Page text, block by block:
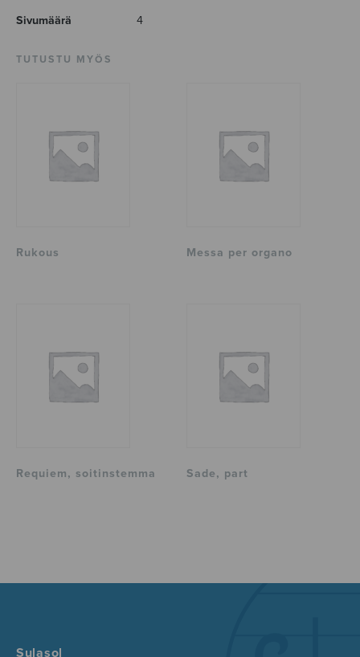
Sivumäärä 4
TUTUSTU MYÖS
Rukous Messa per organo
Requiem, soitinstemma Sade, part
Sulasol